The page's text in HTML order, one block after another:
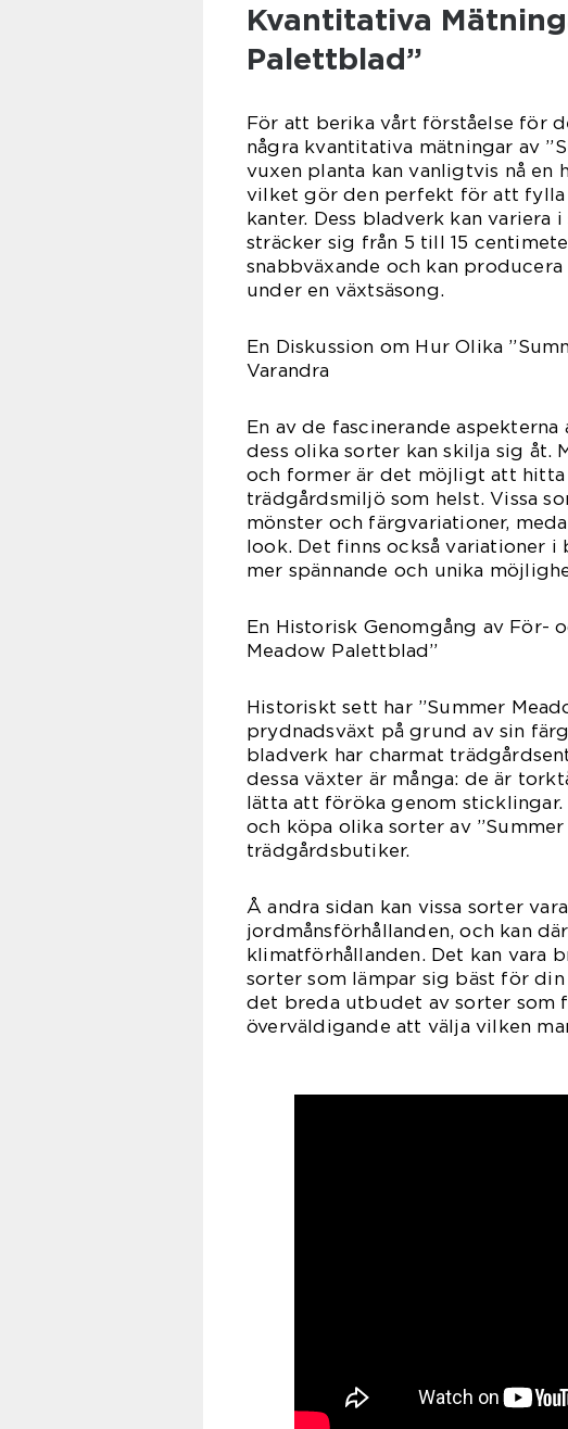
Kvantitativa
Palettblad”
För att berika vårt förståelse för
några kvantitativa mätningar av
vuxen planta kan vanligtvis nå en
vilket gör den perfekt för att
kanter. Dess bladverk kan
sträcker sig från 5 till 15
snabbväxande och kan
under en växtsäsong.
En Diskussion om Hur Olika
Varandra
En av de fascinerande
dess olika sorter kan skilja sig åt.
och former är det möjligt att hitta
trädgårdsmiljö som helst. Vissa
mönster och färgvariationer,
look. Det finns också variationer
mer spännande och unika
En Historisk Genomgång av För-
Meadow Palettblad”
Historiskt sett har ”Summer
prydnadsväxt på grund av sin
bladverk har charmat
dessa växter är många: de är
lätta att föröka genom
och köpa olika sorter av
trädgårdsbutiker.
Å andra sidan kan vissa sorter
jordmånsförhållanden, och kan
klimatförhållanden. Det kan vara
sorter som lämpar sig bäst för
det breda utbudet av sorter som
överväldigande att välja vilken